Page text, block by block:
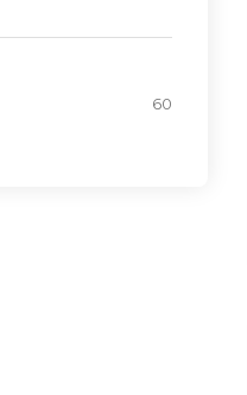
60